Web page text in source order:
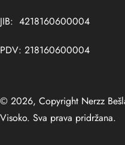
JIB: 4218160600004
PDV: 218160600004
© 2026, Copyright Nerzz
Visoko. Sva prava pridržana.